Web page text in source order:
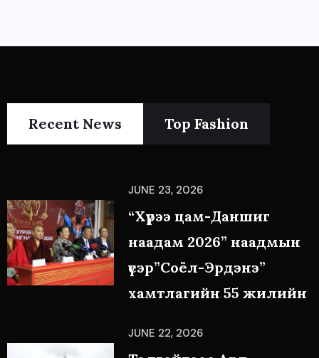
Recent News Top Fashion
JUNE 23, 2026
“Хүрээ цам-Даншиг
наадам 2026” наадмын
үеэр”Соёл-Эрдэнэ”
хамтлагийн 55 жилийн
JUNE 22, 2026